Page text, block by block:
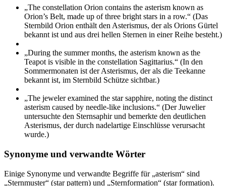
„The constellation Orion contains the asterism known as
Orion’s Belt, made up of three bright stars in a row.“ (Das
Sternbild Orion enthält den Asterismus, der als Orions Gürtel
bekannt ist und aus drei hellen Sternen in einer Reihe besteht.)
„During the summer months, the asterism known as the
Teapot is visible in the constellation Sagittarius.“ (In den
Sommermonaten ist der Asterismus, der als die Teekanne
bekannt ist, im Sternbild Schütze sichtbar.)
„The jeweler examined the star sapphire, noting the distinct
asterism caused by needle-like inclusions.“ (Der Juwelier
untersuchte den Sternsaphir und bemerkte den deutlichen
Asterismus, der durch nadelartige Einschlüsse verursacht
wurde.)
Synonyme und verwandte Wörter
Einige Synonyme und verwandte Begriffe für „asterism“ sind
„Sternmuster“ (star pattern) und „Sternformation“ (star formation).